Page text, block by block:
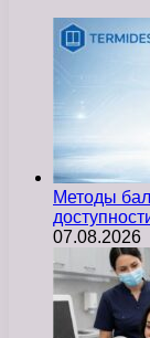
Методы
07.08.2026